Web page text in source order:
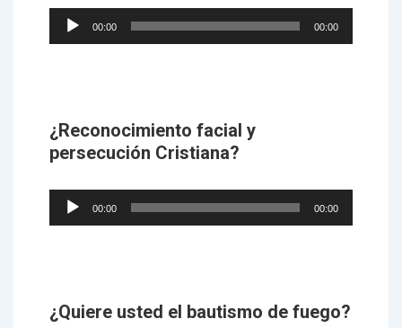
Audio
Player
00:00 00:00
¿Reconocimiento facial y
persecución Cristiana?
Audio
Player
00:00 00:00
¿Quiere usted el bautismo de fuego?